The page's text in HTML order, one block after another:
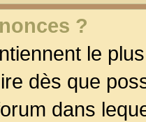
?
le
dès que
dans